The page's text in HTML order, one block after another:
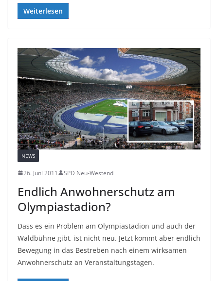
Weiterlesen
NEWS
26. Juni 2011 SPD Neu-Westend
Endlich Anwohnerschutz am
Olympiastadion?
Dass es ein Problem am Olympiastadion und auch der
Waldbühne gibt, ist nicht neu. Jetzt kommt aber endlich
Bewegung in das Bestreben nach einem wirksamen
Anwohnerschutz an Veranstaltungstagen.